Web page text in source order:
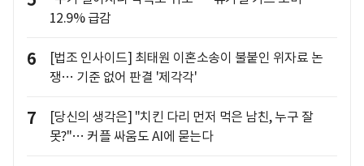
12.9% 급감
6
[법조 인사이드] 최태원 이혼소송이 불붙인 위자료 논
쟁… 기준 없어 판결 '제각각'
7
[당신의 생각은] "치킨 다리 먼저 먹은 남친, 누구 잘
못?"… 커플 싸움도 AI에 묻는다